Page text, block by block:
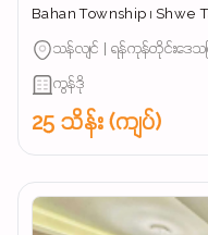
Bahan Township ၊
သန်လျင် | ရန်ကုန်တိုင်းဒေသ
ကွန်ဒို
25 သိန်း (ကျပ်)